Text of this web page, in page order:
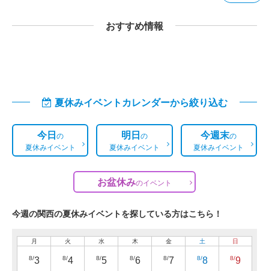
おすすめ情報
夏休みイベントカレンダーから絞り込む
今日の
夏休みイベント
明日の
夏休みイベント
今週末の
夏休みイベント
お盆休みのイベント
今週の関西の夏休みイベントを探している方はこちら！
月
8/3
火
8/4
水
8/5
木
8/6
金
8/7
土
8/8
日
8/9